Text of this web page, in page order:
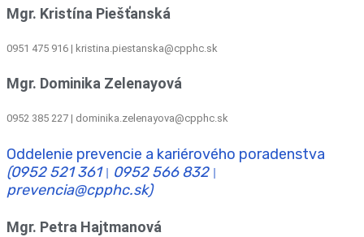
Mgr. Kristína Piešťanská
0951 475 916 | kristina.piestanska@cpphc.sk
Mgr. Dominika Zelenayová
0952 385 227 | dominika.zelenayova@cpphc.sk
Oddelenie prevencie a kariérového poradenstva
(0952 521 361
0952 566 832
prevencia@cpphc.sk)
Mgr. Petra Hajtmanová